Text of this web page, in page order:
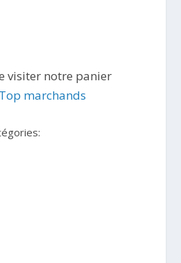
visiter notre panier
Top marchands